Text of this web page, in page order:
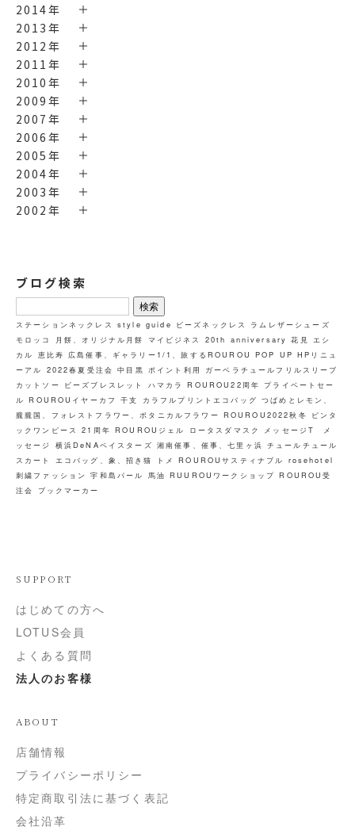
2014年
2013年
2012年
2011年
2010年
2009年
2007年
2006年
2005年
2004年
2003年
2002年
ブログ検索
検
索:
ステーションネックレス style guide ビーズネックレス
ラムレザーシューズ
モロッコ
月餅、オリジナル月餅 マイビジネス 20th anniversary 花見
エシ
カル 恵比寿 広島催事、ギャラリー1/1、旅するROUROU POP UP HPリニュ
ーアル 2022春夏受注会 中目黒 ポイント利用
ガーベラチュールフリルスリーブ
カットソー ビーズブレスレット ハマカラ ROUROU22周年 プライベートセー
ル ROUROUイヤーカフ 干支 カラフルプリントエコバッグ つばめとレモン、
朧朧国、フォレストフラワー、ボタニカルフラワー ROUROU2022秋冬 ピンタ
ックワンピース
21周年 ROUROUジェル ロータスダマスク
メッセージT メ
ッセージ 横浜DeNAベイスターズ 湘南催事、催事、七里ヶ浜 チュールチュール
スカート
エコバッグ、象、招き猫 トメ ROUROUサスティナブル rosehotel
刺繍ファッション
宇和島パール 馬油 RUUROUワークショップ ROUROU受
注会
ブックマーカー
SUPPORT
はじめての方へ
LOTUS会員
よくある質問
法人のお客様
ABOUT
店舗情報
プライバシーポリシー
特定商取引法に基づく表記
会社沿革